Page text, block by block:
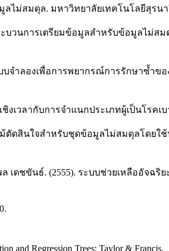
ไม่สมดุล. มหาวิทยาลัยเทคโนโลยีสุรนา
บวนการเตรียมข้อมูลสำหรับข้อมูลไม่
จำลองเพื่อการพยากรณ์การรักษาซ้ำ
ากับการจำแนกประเภทผู้เป็นโรคเบาห
ดสินใจสำหรับชุดข้อมูลไม่สมดุลโดย
ดชขันธ์. (2555). ระบบช่วยเหลืออัจฉริ
and Regression Trees: Taylor & Francis.